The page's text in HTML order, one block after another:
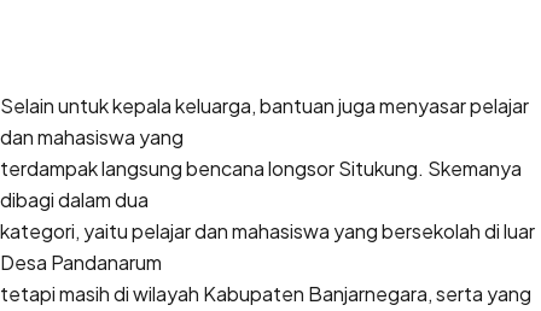
Selain untuk kepala keluarga, bantuan juga menyasar pelajar
dan mahasiswa yang
terdampak langsung bencana longsor Situkung. Skemanya
dibagi dalam dua
kategori, yaitu pelajar dan mahasiswa yang bersekolah di luar
Desa Pandanarum
tetapi masih di wilayah Kabupaten Banjarnegara, serta yang